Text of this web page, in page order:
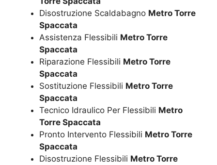
Disostruzione Scaldabagno Metro Torre
Spaccata
Assistenza Flessibili Metro Torre
Spaccata
Riparazione Flessibili Metro Torre
Spaccata
Sostituzione Flessibili Metro Torre
Spaccata
Tecnico Idraulico Per Flessibili Metro
Torre Spaccata
Pronto Intervento Flessibili Metro Torre
Spaccata
Disostruzione Flessibili Metro Torre